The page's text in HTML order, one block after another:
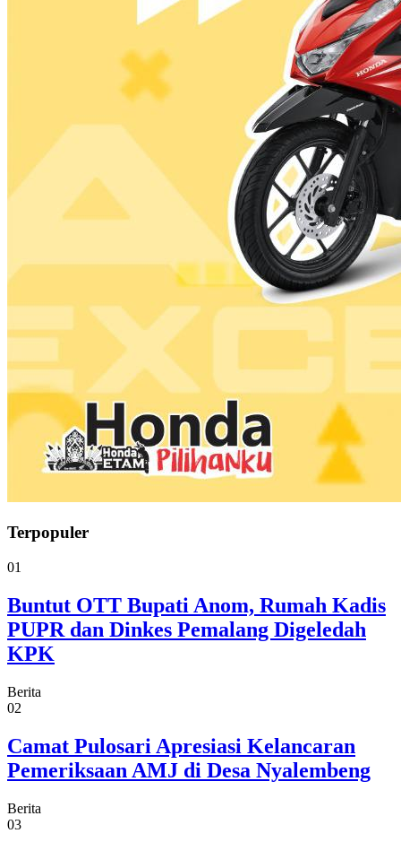
Terpopuler
01
Buntut OTT Bupati Anom, Rumah Kadis
PUPR dan Dinkes Pemalang Digeledah
KPK
Berita
02
Camat Pulosari Apresiasi Kelancaran
Pemeriksaan AMJ di Desa Nyalembeng
Berita
03